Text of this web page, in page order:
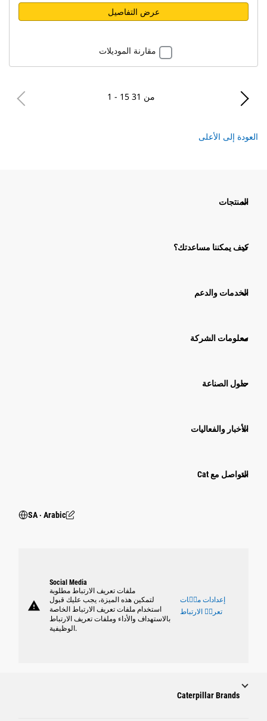
عرض التفاصيل
مقارنة الموديلات
1 - 15 من 31
العودة إلى الأعلى
المنتجات
كيف يمكننا مساعدتك؟
الخدمات والدعم
معلومات الشركة
حلول الصناعة
الأخبار والفعاليات
التواصل مع Cat
SA ‧ Arabic
warning
Social Media
ملفات تعريف الارتباط مطلوبة
لتمكين هذه الميزة، يجب عليك قبول
استخدام ملفات تعريف الارتباط الخاصة
بالاستهداف والأداء وملفات تعريف الارتباط
الوظيفية.
إعدادات ملٝات
تعريٝ الارتباط
Caterpillar Brands